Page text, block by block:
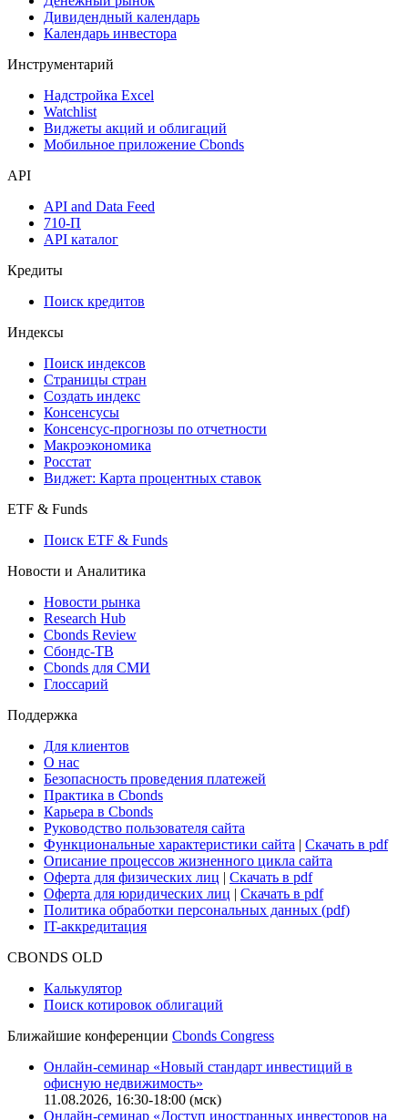
Размещения
Оферты
Аукционы госбумаг
Денежный рынок
Календарь инвестора
Инструментарий
Надстройка Excel
Мобильное приложение Cbonds
API
API and Data Feed
API каталог
Кредиты
Поиск кредитов
Индексы
Поиск индексов
Страницы стран
Создать индекс
Консенсусы
Консенсус-прогнозы по отчетности
Макроэкономика
Виджет: Карта процентных ставок
ETF & Funds
Поиск ETF & Funds
Новости и Аналитика
Новости рынка
Research Hub
Cbonds Review
Сбондс-ТВ
Глоссарий
Поддержка
Для клиентов
О нас
Безопасность проведения платежей
Практика в Cbonds
Карьера в Cbonds
Руководство пользователя сайта
Функциональные характеристики сайта|Скачать в pdf
Описание процессов жизненного цикла сайта
Оферта для физических лиц
Оферта для юридических лиц
IT-аккредитация
Поиск котировок облигаций
Ближайшие конференцииCbonds Congress